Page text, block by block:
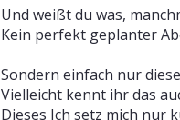
Und weißt du was,
Kein perfekt geplanter
Sondern einfach nur
Vielleicht kennt ihr das
Dieses Ich setz mich nur